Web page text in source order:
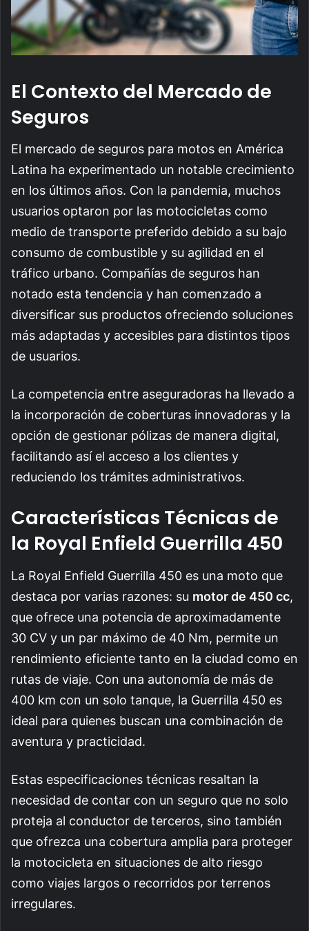
El Contexto del Mercado de
Seguros
El mercado de seguros para motos en América
Latina ha experimentado un notable crecimiento
en los últimos años. Con la pandemia, muchos
usuarios optaron por las motocicletas como
medio de transporte preferido debido a su bajo
consumo de combustible y su agilidad en el
tráfico urbano. Compañías de seguros han
notado esta tendencia y han comenzado a
diversificar sus productos ofreciendo soluciones
más adaptadas y accesibles para distintos tipos
de usuarios.
La competencia entre aseguradoras ha llevado a
la incorporación de coberturas innovadoras y la
opción de gestionar pólizas de manera digital,
facilitando así el acceso a los clientes y
reduciendo los trámites administrativos.
Características Técnicas de
la Royal Enfield Guerrilla 450
La Royal Enfield Guerrilla 450 es una moto que
destaca por varias razones: su motor de 450 cc,
que ofrece una potencia de aproximadamente
30 CV y un par máximo de 40 Nm, permite un
rendimiento eficiente tanto en la ciudad como en
rutas de viaje. Con una autonomía de más de
400 km con un solo tanque, la Guerrilla 450 es
ideal para quienes buscan una combinación de
aventura y practicidad.
Estas especificaciones técnicas resaltan la
necesidad de contar con un seguro que no solo
proteja al conductor de terceros, sino también
que ofrezca una cobertura amplia para proteger
la motocicleta en situaciones de alto riesgo
como viajes largos o recorridos por terrenos
irregulares.